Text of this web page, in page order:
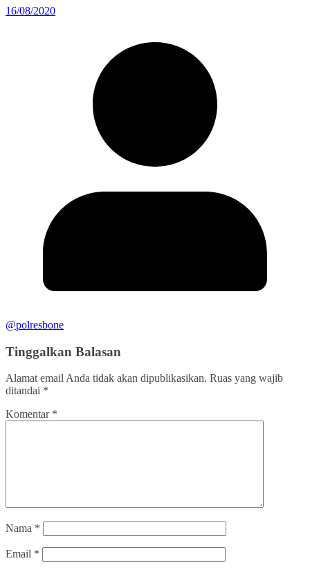
16/08/2020
@polresbone
Tinggalkan Balasan
Alamat email Anda tidak akan dipublikasikan. Ruas yang wajib
ditandai *
Komentar *
Nama *
Email *